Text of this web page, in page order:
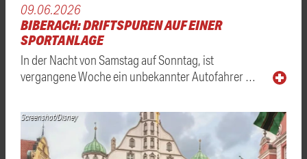
09.06.2026
BIBERACH: DRIFTSPUREN AUF EINER
SPORTANLAGE
In der Nacht von Samstag auf Sonntag, ist
vergangene Woche ein unbekannter Autofahrer …
Screenshot/Disney